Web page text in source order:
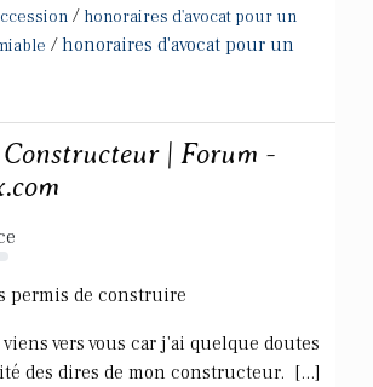
/ honoraires d'avocat pour un
/honoraires d'avocat pour un
| Forum -
permis de construire
vers vous car j'ai quelque doutes
des dires de mon constructeur. [...]